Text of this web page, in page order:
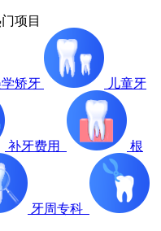
项目
矫牙 儿童牙
补牙费用 根
牙周专科